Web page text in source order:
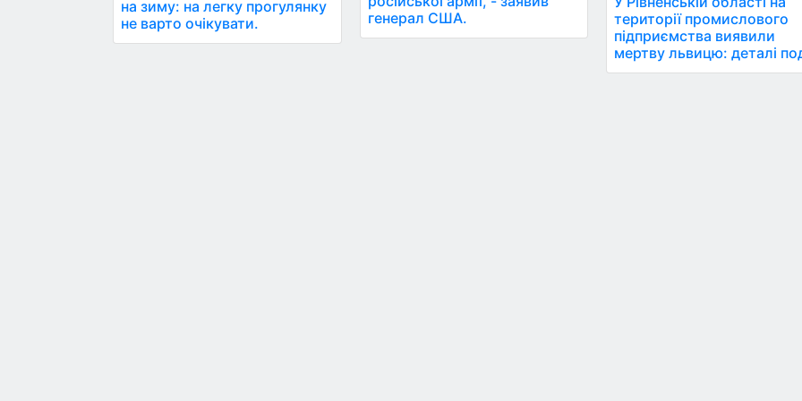
на зиму: на легку прогулянку
не варто очікувати.
генерал США.
території промислового
підприємства виявили
мертву львицю: деталі